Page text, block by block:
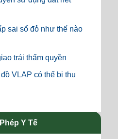
sai sổ đỏ như thế nào
trái thẩm quyền
VLAP có thể bị thu
Y Tế